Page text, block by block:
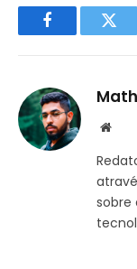
Facebook
sobre